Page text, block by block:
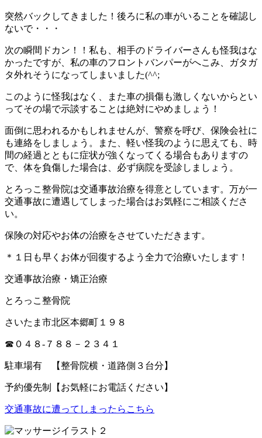
突然バックしてきました！後ろに私の車がいることを確認し
ないで・・・
次の瞬間ドカン！！私も、相手のドライバーさんも怪我はな
かったですが、私の車のフロントバンパーがへこみ、ガタガ
タ外れそうになってしまいました(^^;
このように怪我はなく、また車の損傷も激しくないからとい
ってその場で示談することは絶対にやめましょう！
面倒に思われるかもしれませんが、警察を呼び、保険会社に
も連絡をしましょう。また、軽い怪我のように思えても、時
間の経過とともに症状が強くなってくる場合もありますの
で、体を負傷した場合は、必ず病院を受診しましょう。
とろっこ整骨院は交通事故治療を得意としています。万が一
交通事故に遭遇してしまった場合はお気軽にご相談くださ
い。
保険の対応やお体の治療をさせていただきます。
＊１日も早くお体が回復するよう全力で治療いたします！
交通事故治療・矯正治療
とろっこ整骨院
さいたま市北区本郷町１９８
☎０４８-７８８－２３４１
駐車場有 【整骨院横・道路側３台分】
予約優先制【お気軽にお電話ください】
交通事故に遭ってしまったらこちら